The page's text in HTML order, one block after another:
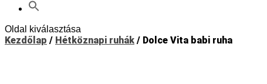
Oldal kiválasztása
Kezdőlap / Hétköznapi ruhák / Dolce Vita babi ruha